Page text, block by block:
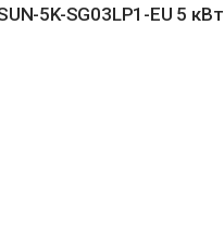
5K-SG03LP1-EU 5 кВт